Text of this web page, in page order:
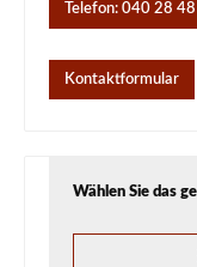
Telefon: 040 28
Kontaktformular
Wählen Sie das